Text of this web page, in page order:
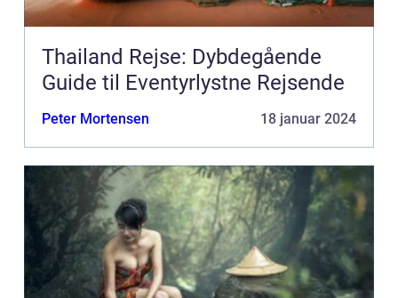
Thailand Rejse: Dybdegående
Guide til Eventyrlystne Rejsende
Peter Mortensen 18 januar 2024